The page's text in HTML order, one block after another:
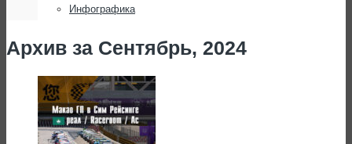
Инфографика
Архив за Сентябрь, 2024